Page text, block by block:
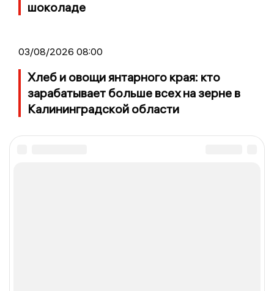
шоколаде
03/08/2026 08:00
Хлеб и овощи янтарного края: кто
зарабатывает больше всех на зерне в
Калининградской области